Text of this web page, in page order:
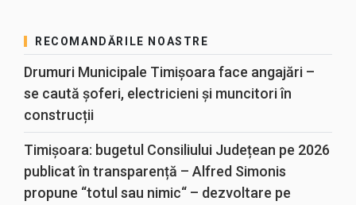
RECOMANDĂRILE NOASTRE
Drumuri Municipale Timișoara face angajări –
se caută șoferi, electricieni și muncitori în
construcții
Timișoara: bugetul Consiliului Județean pe 2026
publicat în transparență – Alfred Simonis
propune “totul sau nimic“ – dezvoltare pe